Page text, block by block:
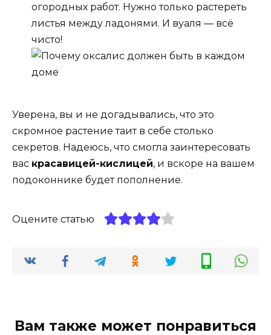
огородных работ. Нужно только растереть
листья между ладонями. И вуаля — всё
чисто!
Уверена, вы и не догадывались, что это
скромное растение таит в себе столько
секретов. Надеюсь, что смогла заинтересовать
вас красавицей-кислицей, и вскоре на вашем
подоконнике будет пополнение.
Оцените статью
Вам также может понравиться